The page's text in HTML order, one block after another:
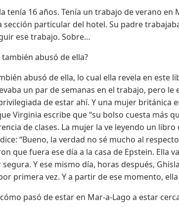
tenía 16 años. Tenía un trabajo de verano
sección particular del hotel. Su padre
ese trabajo. Sobre…
también abusó de ella?
abusó de ella, lo cual ella revela en este
un par de semanas en el trabajo, pero
de estar ahí. Y una mujer británica
Virginia escribe que “su bolso cuesta más
de clases. La mujer la ve leyendo un
dice: “Bueno, la verdad no sé mucho al
que fuera ese día a la casa de Epstein. Ella
Y ese mismo día, horas después,
primera vez. Y a partir de ese momento,
cómo pasó de estar en Mar-a-Lago a estar